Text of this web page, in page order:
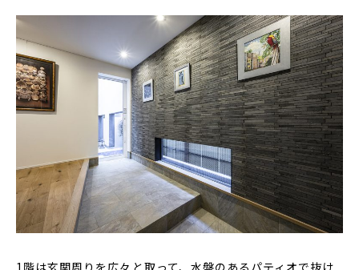
1階は玄関周りを広々と取って、水盤のあるパティオで抜け